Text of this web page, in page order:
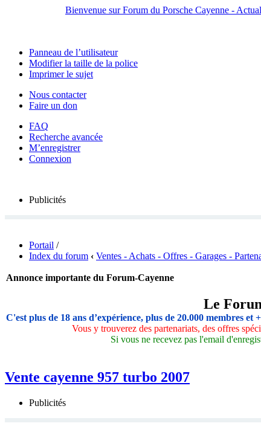
Bienvenue sur Forum du Porsche Cayenne -
Panneau de l’utilisateur
Modifier la taille de la police
Imprimer le sujet
Nous contacter
Faire un don
FAQ
Recherche avancée
M’enregistrer
Connexion
Publicités
Portail /
Index du forum ‹ Ventes - Achats - Offres - Garages -
Annonce importante du Forum-Cayenne
Le
C'est plus de 18 ans d’expérience, plus de 20.000 membres et
Vous y trouverez des partenariats, des offres
Si vous ne recevez pas l'email
Vente cayenne 957 turbo 2007
Publicités